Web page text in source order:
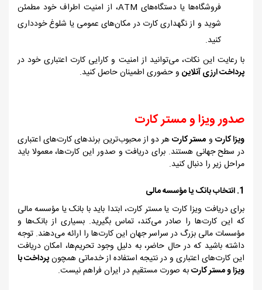
فروشگاه‌ها یا دستگاه‌های ATM، از امنیت اطراف خود مطمئن
شوید و از نگهداری کارت در مکان‌های عمومی یا شلوغ خودداری
کنید.
با رعایت این نکات، می‌توانید از امنیت و کارایی کارت اعتباری خود در
پرداخت‌ ارزی آنلاین و حضوری اطمینان حاصل کنید.
صدور ویزا و مستر کارت
ویزا کارت و مستر کارتهر دو از محبوب‌ترین برندهای کارت‌های اعتباری
در سطح جهانی هستند. برای دریافت و صدور این کارت‌ها، معمولا باید
مراحل زیر را دنبال کنید.
1. انتخاب بانک یا مؤسسه مالی
برای دریافت ویزا کارت یا مستر کارت، ابتدا باید با بانک یا مؤسسه مالی
که این کارت‌ها را صادر می‌کند، تماس بگیرید. بسیاری از بانک‌ها و
مؤسسات مالی بزرگ در سراسر جهان این کارت‌ها را ارائه می‌دهند. توجه
داشته باشید که در حال حاضر، به دلیل وجود تحریم‌ها، امکان دریافت
این کارت‌های اعتباری و در نتیجه استفاده از خدماتی همچونپرداخت با
ویزا و مستر کارتبه صورت مستقیم در ایران فراهم نیست.